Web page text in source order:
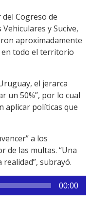
Link
del Cogreso de
y Sucive,
aproximadamente
en todo el territorio
el jerarca
un 50%”, por lo cual
aplicar políticas que
a los
de las multas. “Una
subrayó.
00:00